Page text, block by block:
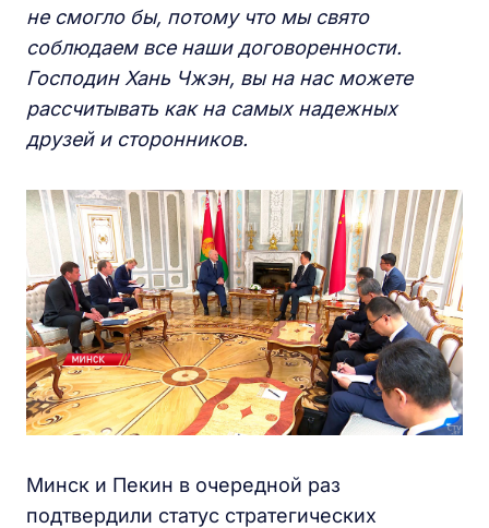
не смогло бы, потому что мы свято
соблюдаем все наши договоренности.
Господин Хань Чжэн, вы на нас можете
рассчитывать как на самых надежных
друзей и сторонников.
Минск и Пекин в очередной раз
подтвердили статус стратегических